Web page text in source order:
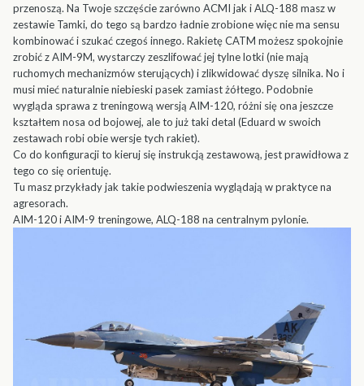
przenoszą. Na Twoje szczęście zarówno ACMI jak i ALQ-188 masz w
zestawie Tamki, do tego są bardzo ładnie zrobione więc nie ma sensu
kombinować i szukać czegoś innego. Rakietę CATM możesz spokojnie
zrobić z AIM-9M, wystarczy zeszlifować jej tylne lotki (nie mają
ruchomych mechanizmów sterujących) i zlikwidować dyszę silnika. No i
musi mieć naturalnie niebieski pasek zamiast żółtego. Podobnie
wygląda sprawa z treningową wersją AIM-120, różni się ona jeszcze
kształtem nosa od bojowej, ale to już taki detal (Eduard w swoich
zestawach robi obie wersje tych rakiet).
Co do konfiguracji to kieruj się instrukcją zestawową, jest prawidłowa z
tego co się orientuję.
Tu masz przykłady jak takie podwieszenia wyglądają w praktyce na
agresorach.
AIM-120 i AIM-9 treningowe, ALQ-188 na centralnym pylonie.